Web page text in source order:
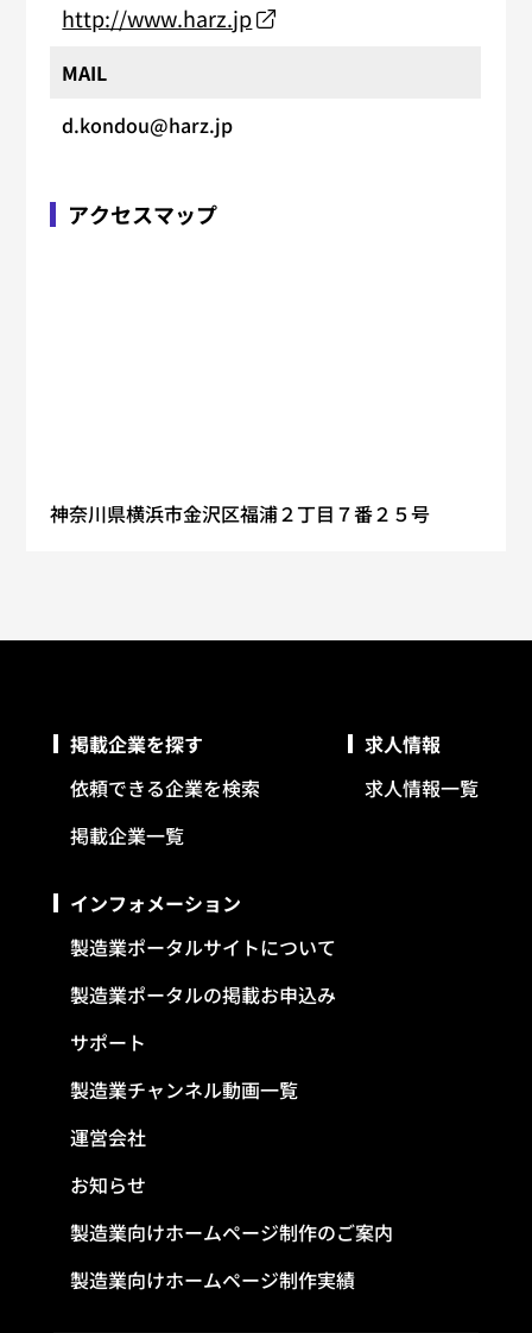
http://www.harz.jp
MAIL
d.kondou@harz.jp
アクセスマップ
神奈川県横浜市金沢区福浦２丁目７番２５号
掲載企業を探す
依頼できる企業を検索
掲載企業一覧
求人情報
求人情報一覧
インフォメーション
製造業ポータルサイトについて
製造業ポータルの掲載お申込み
サポート
製造業チャンネル動画一覧
運営会社
お知らせ
製造業向けホームページ制作のご案内
製造業向けホームページ制作実績